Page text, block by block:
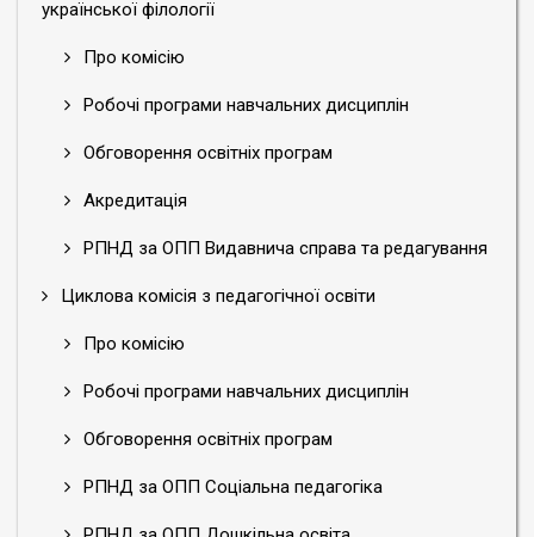
української філології
Про комісію
Робочі програми навчальних дисциплін
Обговорення освітніх програм
Акредитація
РПНД за ОПП Видавнича справа та редагування
Циклова комісія з педагогічної освіти
Про комісію
Робочі програми навчальних дисциплін
Обговорення освітніх програм
РПНД за ОПП Соціальна педагогіка